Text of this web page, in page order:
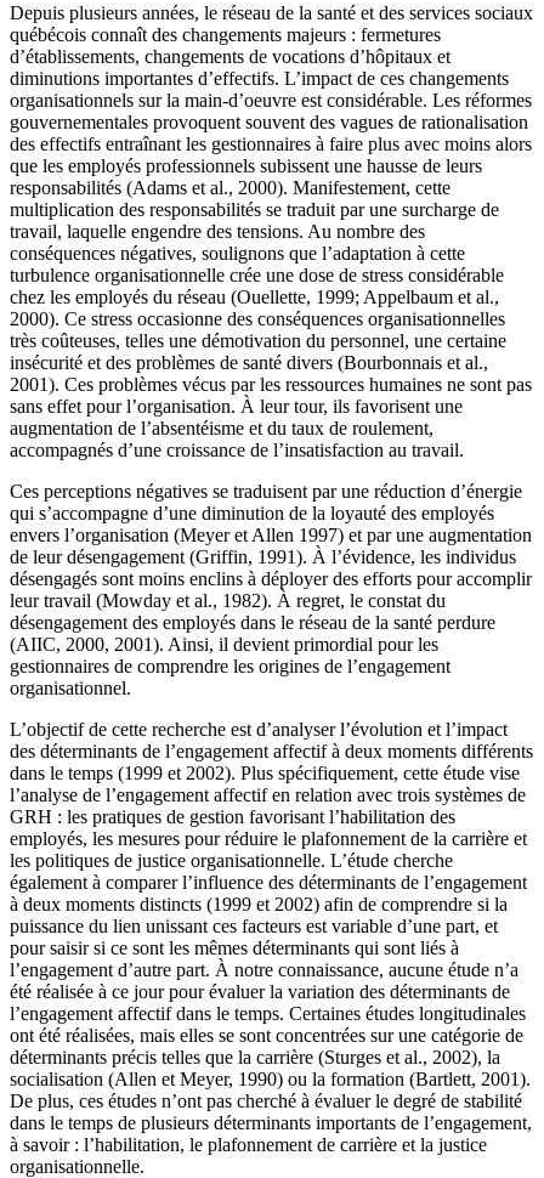
Depuis plusieurs années, le réseau de la santé et des services sociaux
québécois connaît des changements majeurs : fermetures
d’établissements, changements de vocations d’hôpitaux et
diminutions importantes d’effectifs. L’impact de ces changements
organisationnels sur la main-d’oeuvre est considérable. Les réformes
gouvernementales provoquent souvent des vagues de rationalisation
des effectifs entraînant les gestionnaires à faire plus avec moins alors
que les employés professionnels subissent une hausse de leurs
responsabilités (Adams et al., 2000). Manifestement, cette
multiplication des responsabilités se traduit par une surcharge de
travail, laquelle engendre des tensions. Au nombre des
conséquences négatives, soulignons que l’adaptation à cette
turbulence organisationnelle crée une dose de stress considérable
chez les employés du réseau (Ouellette, 1999; Appelbaum et al.,
2000). Ce stress occasionne des conséquences organisationnelles
très coûteuses, telles une démotivation du personnel, une certaine
insécurité et des problèmes de santé divers (Bourbonnais et al.,
2001). Ces problèmes vécus par les ressources humaines ne sont pas
sans effet pour l’organisation. À leur tour, ils favorisent une
augmentation de l’absentéisme et du taux de roulement,
accompagnés d’une croissance de l’insatisfaction au travail.
Ces perceptions négatives se traduisent par une réduction d’énergie
qui s’accompagne d’une diminution de la loyauté des employés
envers l’organisation (Meyer et Allen 1997) et par une augmentation
de leur désengagement (Griffin, 1991). À l’évidence, les individus
désengagés sont moins enclins à déployer des efforts pour accomplir
leur travail (Mowday et al., 1982). À regret, le constat du
désengagement des employés dans le réseau de la santé perdure
(AIIC, 2000, 2001). Ainsi, il devient primordial pour les
gestionnaires de comprendre les origines de l’engagement
organisationnel.
L’objectif de cette recherche est d’analyser l’évolution et l’impact
des déterminants de l’engagement affectif à deux moments différents
dans le temps (1999 et 2002). Plus spécifiquement, cette étude vise
l’analyse de l’engagement affectif en relation avec trois systèmes de
GRH : les pratiques de gestion favorisant l’habilitation des
employés, les mesures pour réduire le plafonnement de la carrière et
les politiques de justice organisationnelle. L’étude cherche
également à comparer l’influence des déterminants de l’engagement
à deux moments distincts (1999 et 2002) afin de comprendre si la
puissance du lien unissant ces facteurs est variable d’une part, et
pour saisir si ce sont les mêmes déterminants qui sont liés à
l’engagement d’autre part. À notre connaissance, aucune étude n’a
été réalisée à ce jour pour évaluer la variation des déterminants de
l’engagement affectif dans le temps. Certaines études longitudinales
ont été réalisées, mais elles se sont concentrées sur une catégorie de
déterminants précis telles que la carrière (Sturges et al., 2002), la
socialisation (Allen et Meyer, 1990) ou la formation (Bartlett, 2001).
De plus, ces études n’ont pas cherché à évaluer le degré de stabilité
dans le temps de plusieurs déterminants importants de l’engagement,
à savoir : l’habilitation, le plafonnement de carrière et la justice
organisationnelle.